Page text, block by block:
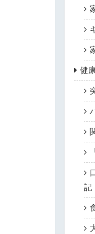
健
記